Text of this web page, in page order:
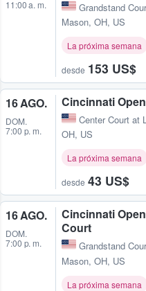
11:00 a. m.
Grandstand
Mason, OH, US
La próxima semana
desde 153 US$
16 AGO.
DOM.
7:00 p. m.
Cincinnati
Center Court at
OH, US
La próxima semana
desde 43 US$
16 AGO.
DOM.
7:00 p. m.
Cincinnati
Court
Grandstand
Mason, OH, US
La próxima semana